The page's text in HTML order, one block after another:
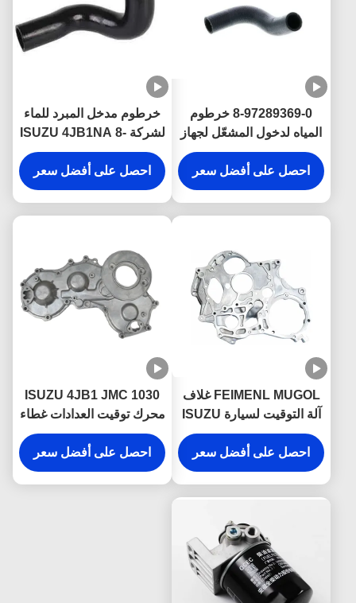
8-97289369-0 خرطوم
المياه لدخول المشعّل لجهاز
ISUZU 4JH1 أجزاء
المحرك
احصل على أفضل سعر
خرطوم مدخل المبرد للماء
لشركة ISUZU 4JB1NA 8-
97147473-0 أجزاء المحرك
احصل على أفضل سعر
FEIMENL MUGOL غلاف
آلة التوقيت لسيارة ISUZU
4JB1 JMC 1030 8-
94155361-0 قطع غيار
شاحنة ISUZU
احصل على أفضل سعر
ISUZU 4JB1 JMC 1030
محرك توقيت العدادات غطاء
8-94155360-0
1002401BB
احصل على أفضل سعر